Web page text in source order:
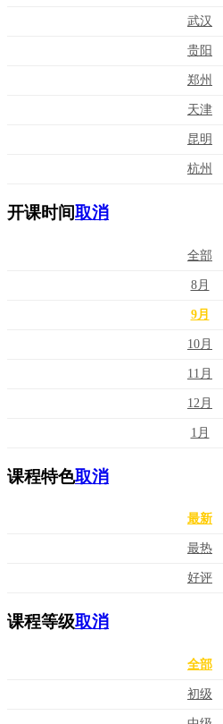
武汉
贵阳
郑州
天津
昆明
杭州
开课时间取消
全部
8月
9月
10月
11月
12月
1月
课程特色取消
最新
最热
好评
课程等级取消
全部
初级